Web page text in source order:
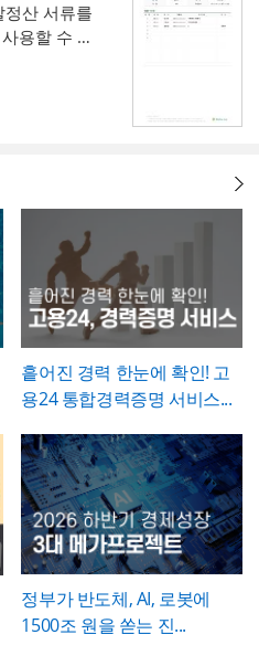
산 서류를
용할 수 있
류 관리와
리 문서입
기록함으
연말정산을
흩어진 경력 한눈에 확인! 고
용24 통합경력증명 서비스...
정부가 반도체, AI, 로봇에
1500조 원을 쏟는 진...